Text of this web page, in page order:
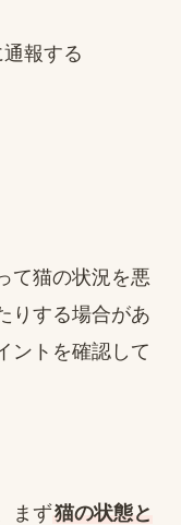
報する
て猫の状況を悪
りする場合があ
ントを確認して
まず猫の状態と